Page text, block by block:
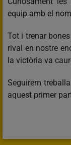
equip amb el
Tot i trenar
rival en nostre
la victòria va
Seguirem
aquest primer